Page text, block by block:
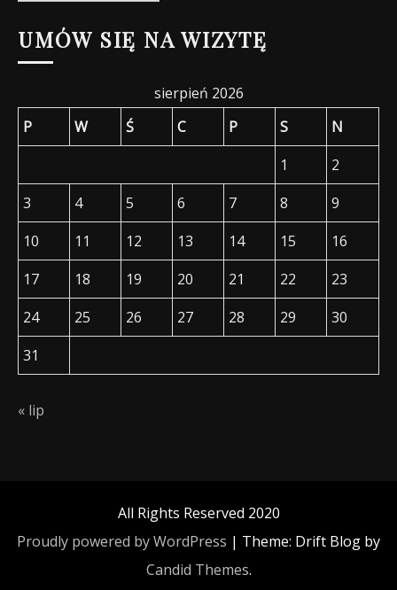
UMÓW SIĘ NA WIZYTĘ
sierpień 2026
P
W Ś C P S
N
1
2
3
4 5 6 7 8
9
10
11 12 13 14 15
16
17
18 19 20 21 22
23
24
25 26 27 28 29
30
31
« lip
All Rights Reserved 2020
Proudly powered by WordPress | Theme: Drift Blog by
Candid Themes.